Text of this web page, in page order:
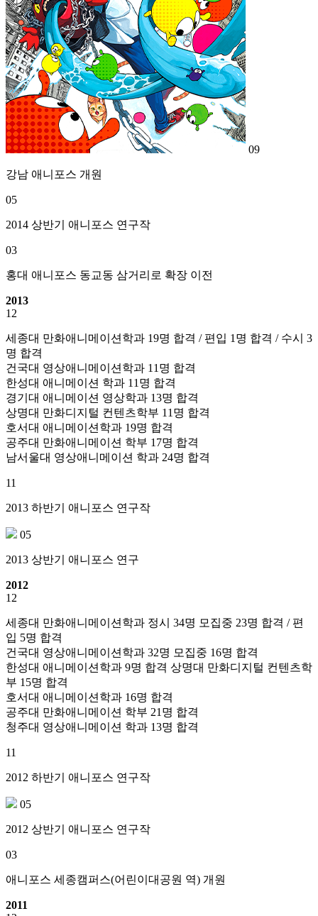
09
강남 애니포스 개원
05
2014 상반기 애니포스 연구작
03
홍대 애니포스 동교동 삼거리로 확장 이전
2013
12
세종대 만화애니메이션학과 19명 합격 / 편입 1명 합격 / 수시 3
명 합격
건국대 영상애니메이션학과 11명 합격
한성대 애니메이션 학과 11명 합격
경기대 애니메이션 영상학과 13명 합격
상명대 만화디지털 컨텐츠학부 11명 합격
호서대 애니메이션학과 19명 합격
공주대 만화애니메이션 학부 17명 합격
남서울대 영상애니메이션 학과 24명 합격
11
2013 하반기 애니포스 연구작
05
2013 상반기 애니포스 연구
2012
12
세종대 만화애니메이션학과 정시 34명 모집중 23명 합격 / 편
입 5명 합격
건국대 영상애니메이션학과 32명 모집중 16명 합격
한성대 애니메이션학과 9명 합격 상명대 만화디지털 컨텐츠학
부 15명 합격
호서대 애니메이션학과 16명 합격
공주대 만화애니메이션 학부 21명 합격
청주대 영상애니메이션 학과 13명 합격
11
2012 하반기 애니포스 연구작
05
2012 상반기 애니포스 연구작
03
애니포스 세종캠퍼스(어린이대공원 역) 개원
2011